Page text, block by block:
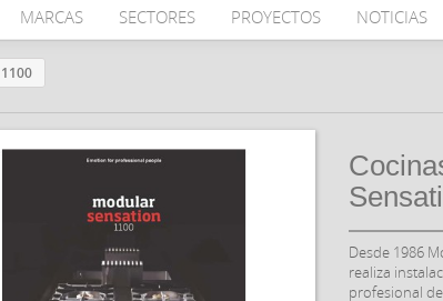
MARCAS SECTORES PROYECTOS NOTICIAS
Desde 1986
realiza
profesional